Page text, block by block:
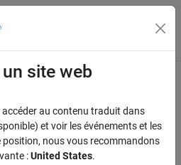
l'affichage du menu
on peripheral and provide results
site web
au contenu traduit dans
et voir les événements et les
position, nous vous recommandons
:United States.